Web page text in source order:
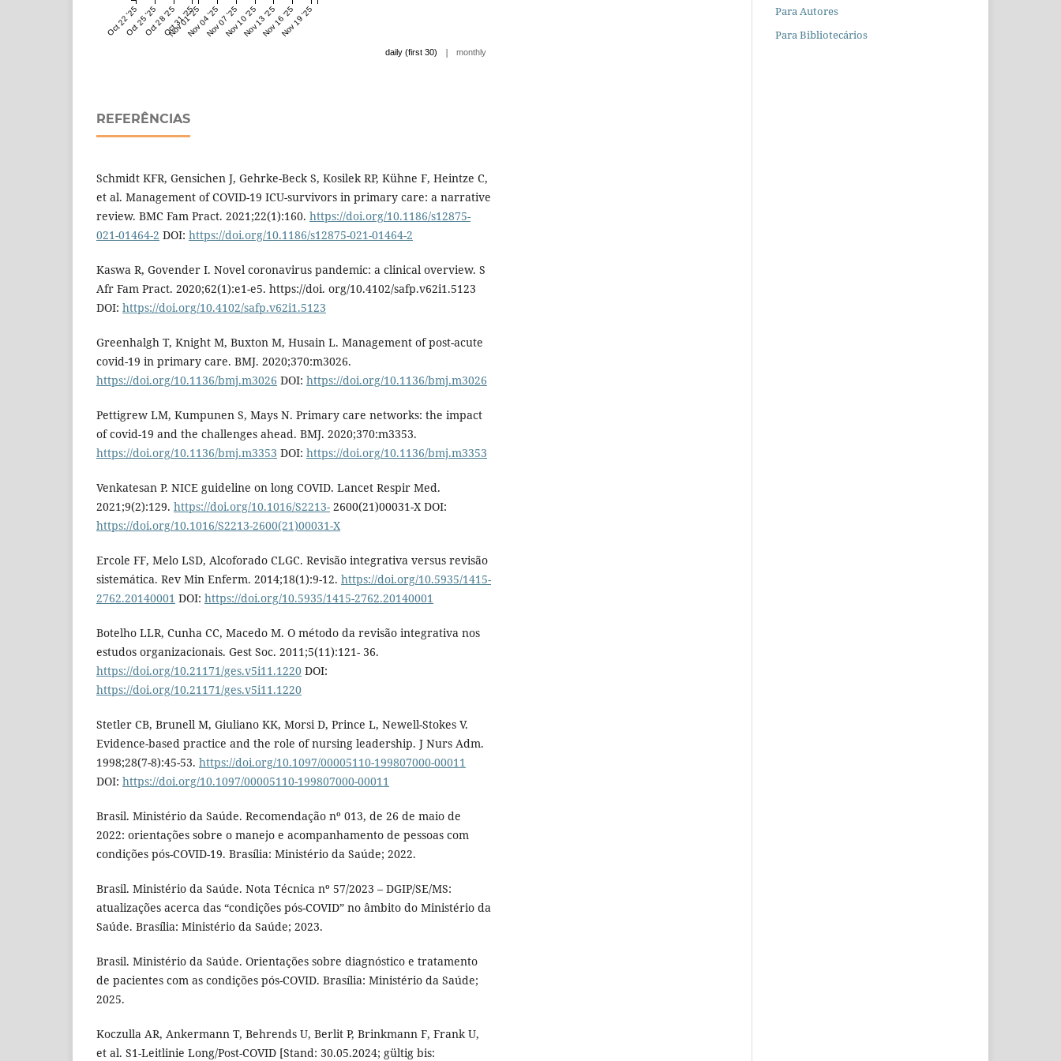
Oct 22 '25Oct 25 '25Oct 28 '25Oct 31 '25
Nov 01 '25Nov 04 '25Nov 07 '25Nov 10 '25Nov 13 '25Nov 16 '25Nov 19 '25
daily (first 30) | monthly
REFERÊNCIAS
Schmidt KFR, Gensichen J, Gehrke-Beck S, Kosilek RP, Kühne F, Heintze C,
et al. Management of COVID-19 ICU-survivors in primary care: a narrative
review. BMC Fam Pract. 2021;22(1):160. https://doi.org/10.1186/s12875-
021-01464-2 DOI: https://doi.org/10.1186/s12875-021-01464-2
Kaswa R, Govender I. Novel coronavirus pandemic: a clinical overview. S
Afr Fam Pract. 2020;62(1):e1-e5. https://doi. org/10.4102/safp.v62i1.5123
DOI: https://doi.org/10.4102/safp.v62i1.5123
Greenhalgh T, Knight M, Buxton M, Husain L. Management of post-acute
covid-19 in primary care. BMJ. 2020;370:m3026.
https://doi.org/10.1136/bmj.m3026 DOI: https://doi.org/10.1136/bmj.m3026
Pettigrew LM, Kumpunen S, Mays N. Primary care networks: the impact
of covid-19 and the challenges ahead. BMJ. 2020;370:m3353.
https://doi.org/10.1136/bmj.m3353 DOI: https://doi.org/10.1136/bmj.m3353
Venkatesan P. NICE guideline on long COVID. Lancet Respir Med.
2021;9(2):129. https://doi.org/10.1016/S2213- 2600(21)00031-X DOI:
https://doi.org/10.1016/S2213-2600(21)00031-X
Ercole FF, Melo LSD, Alcoforado CLGC. Revisão integrativa versus revisão
sistemática. Rev Min Enferm. 2014;18(1):9-12. https://doi.org/10.5935/1415-
2762.20140001 DOI: https://doi.org/10.5935/1415-2762.20140001
Botelho LLR, Cunha CC, Macedo M. O método da revisão integrativa nos
estudos organizacionais. Gest Soc. 2011;5(11):121- 36.
https://doi.org/10.21171/ges.v5i11.1220 DOI:
https://doi.org/10.21171/ges.v5i11.1220
Stetler CB, Brunell M, Giuliano KK, Morsi D, Prince L, Newell-Stokes V.
Evidence-based practice and the role of nursing leadership. J Nurs Adm.
1998;28(7-8):45-53. https://doi.org/10.1097/00005110-199807000-00011
DOI: https://doi.org/10.1097/00005110-199807000-00011
Brasil. Ministério da Saúde. Recomendação nº 013, de 26 de maio de
2022: orientações sobre o manejo e acompanhamento de pessoas com
condições pós-COVID-19. Brasília: Ministério da Saúde; 2022.
Brasil. Ministério da Saúde. Nota Técnica nº 57/2023 – DGIP/SE/MS:
atualizações acerca das “condições pós-COVID” no âmbito do Ministério da
Saúde. Brasília: Ministério da Saúde; 2023.
Brasil. Ministério da Saúde. Orientações sobre diagnóstico e tratamento
de pacientes com as condições pós-COVID. Brasília: Ministério da Saúde;
2025.
Koczulla AR, Ankermann T, Behrends U, Berlit P, Brinkmann F, Frank U,
et al. S1-Leitlinie Long/Post-COVID [Stand: 30.05.2024; gültig bis:
Para Autores
Para Bibliotecários